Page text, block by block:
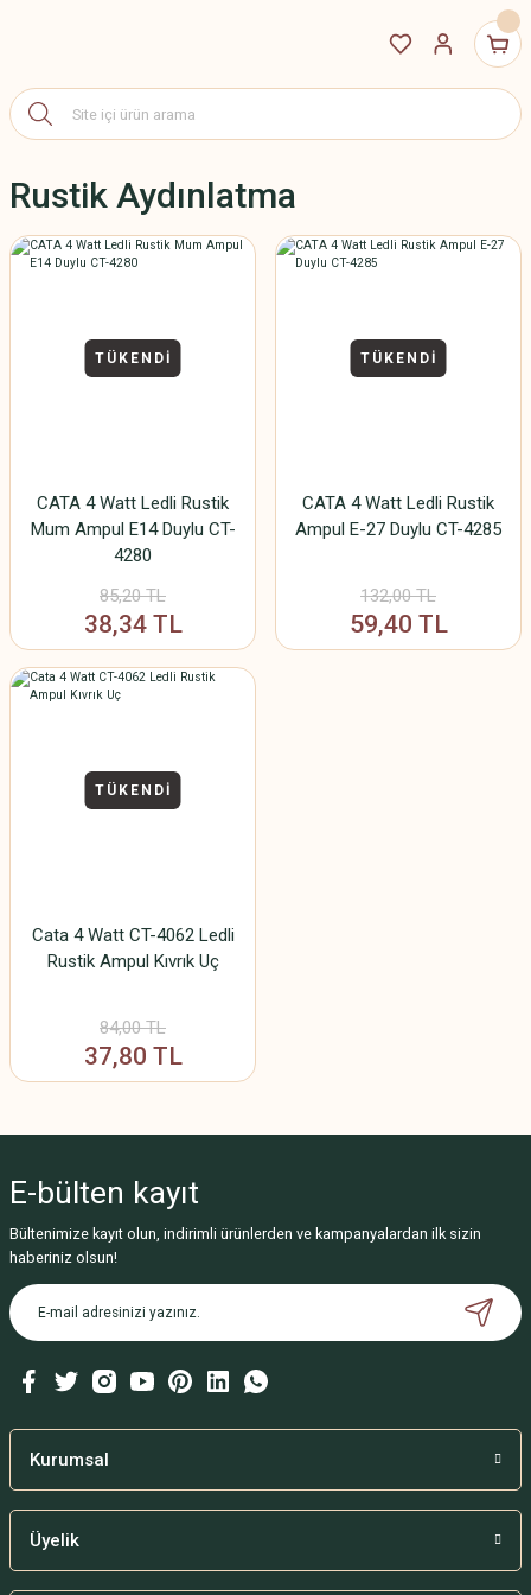
Rustik Aydınlatma
TÜKENDİ
CATA 4 Watt Ledli Rustik
Mum Ampul E14 Duylu CT-
4280
85,20 TL
38,34 TL
TÜKENDİ
CATA 4 Watt Ledli Rustik
Ampul E-27 Duylu CT-4285
132,00 TL
59,40 TL
TÜKENDİ
Cata 4 Watt CT-4062 Ledli
Rustik Ampul Kıvrık Uç
84,00 TL
37,80 TL
E-bülten kayıt
Bültenimize kayıt olun, indirimli ürünlerden ve kampanyalardan ilk sizin
haberiniz olsun!
Kurumsal
Üyelik